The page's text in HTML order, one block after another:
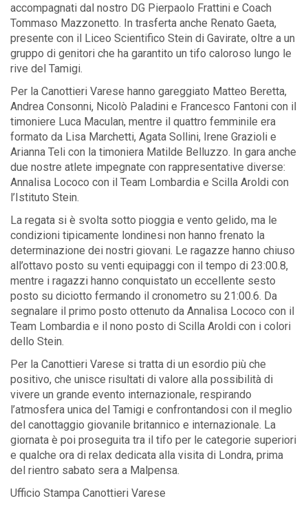
accompagnati dal nostro DG Pierpaolo Frattini e Coach
Tommaso Mazzonetto. In trasferta anche Renato Gaeta,
presente con il Liceo Scientifico Stein di Gavirate, oltre a un
gruppo di genitori che ha garantito un tifo caloroso lungo le
rive del Tamigi.
Per la Canottieri Varese hanno gareggiato Matteo Beretta,
Andrea Consonni, Nicolò Paladini e Francesco Fantoni con il
timoniere Luca Maculan, mentre il quattro femminile era
formato da Lisa Marchetti, Agata Sollini, Irene Grazioli e
Arianna Teli con la timoniera Matilde Belluzzo. In gara anche
due nostre atlete impegnate con rappresentative diverse:
Annalisa Lococo con il Team Lombardia e Scilla Aroldi con
l’Istituto Stein.
La regata si è svolta sotto pioggia e vento gelido, ma le
condizioni tipicamente londinesi non hanno frenato la
determinazione dei nostri giovani. Le ragazze hanno chiuso
all’ottavo posto su venti equipaggi con il tempo di 23:00.8,
mentre i ragazzi hanno conquistato un eccellente sesto
posto su diciotto fermando il cronometro su 21:00.6. Da
segnalare il primo posto ottenuto da Annalisa Lococo con il
Team Lombardia e il nono posto di Scilla Aroldi con i colori
dello Stein.
Per la Canottieri Varese si tratta di un esordio più che
positivo, che unisce risultati di valore alla possibilità di
vivere un grande evento internazionale, respirando
l’atmosfera unica del Tamigi e confrontandosi con il meglio
del canottaggio giovanile britannico e internazionale. La
giornata è poi proseguita tra il tifo per le categorie superiori
e qualche ora di relax dedicata alla visita di Londra, prima
del rientro sabato sera a Malpensa.
Ufficio Stampa Canottieri Varese